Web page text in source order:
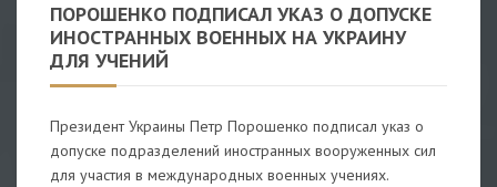
ПОРОШЕНКО ПОДПИСАЛ УКАЗ О ДОПУСКЕ
ИНОСТРАННЫХ ВОЕННЫХ НА УКРАИНУ
ДЛЯ УЧЕНИЙ
Президент Украины Петр Порошенко подписал указ о
допуске подразделений иностранных вооруженных сил
для участия в международных военных учениях.